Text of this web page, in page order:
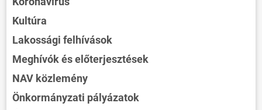
Kultúra
Lakossági felhívások
Meghívók és előterjesztések
NAV közlemény
Önkormányzati pályázatok